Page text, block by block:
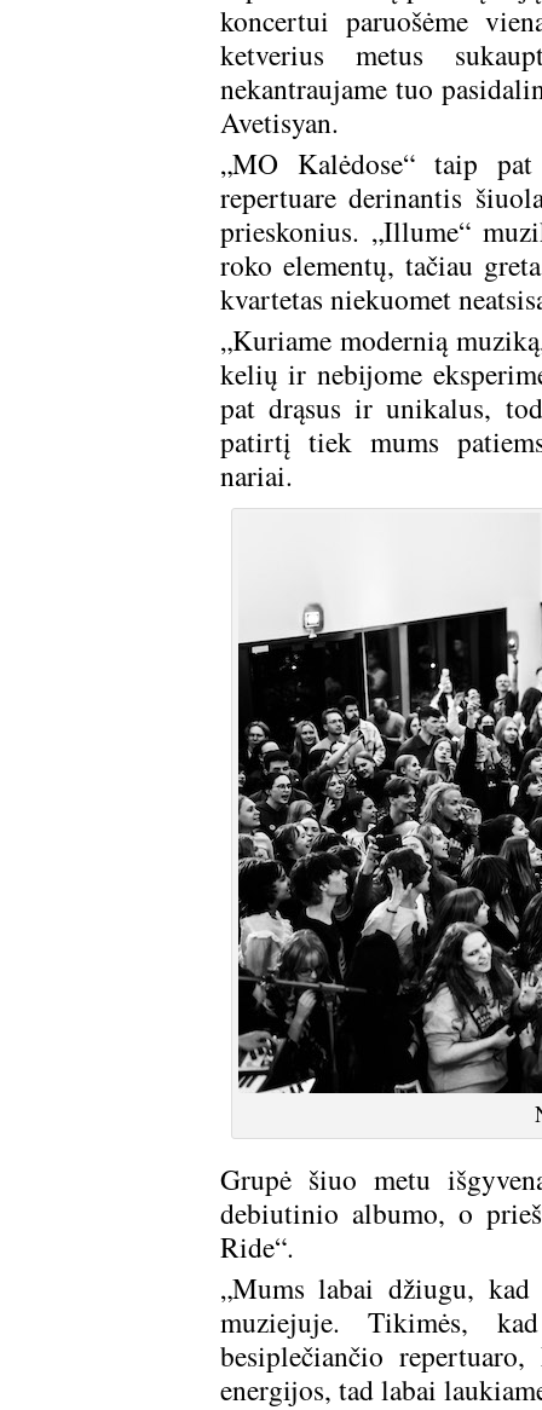
koncertui paruošėme
ketverius metus
nekantraujame tuo
Avetisyan.
„MO Kalėdose“ taip
repertuare derinantis
prieskonius. „Illume“
roko elementų, tačiau
kvartetas niekuomet
„Kuriame modernią
kelių ir nebijome
pat drąsus ir unikalus,
patirtį tiek mums
nariai.
Grupė šiuo metu
debiutinio albumo, o
Ride“.
„Mums labai džiugu,
muziejuje. Tikimės,
besiplečiančio
energijos, tad labai